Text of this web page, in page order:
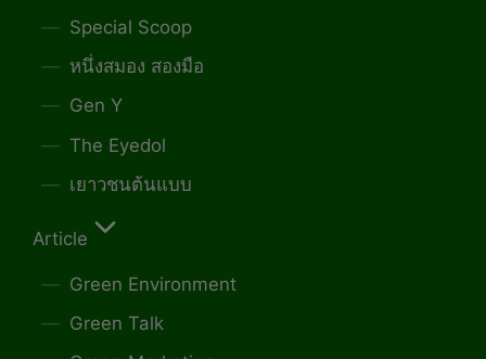
Special Scoop
หนึ่งสมอง สองมือ
Gen Y
The Eyedol
เยาวชนต้นแบบ
Article
Green Environment
Green Talk